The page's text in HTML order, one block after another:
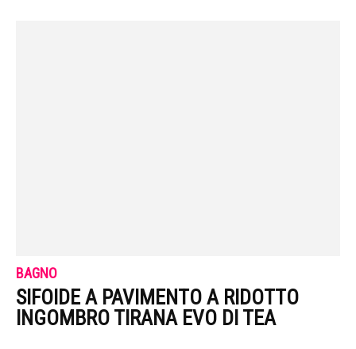
BAGNO
SIFOIDE A PAVIMENTO A RIDOTTO
INGOMBRO TIRANA EVO DI TEA